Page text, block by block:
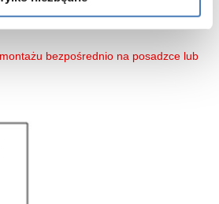
Active Shield 2.0 (zapobiega
bezpośrednio na posadzce lub